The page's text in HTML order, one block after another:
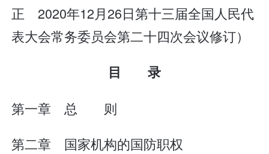
正 2020年12月26日第十三届全国人民代
表大会常务委员会第二十四次会议修订）
目 录
第一章 总 则
第二章 国家机构的国防职权